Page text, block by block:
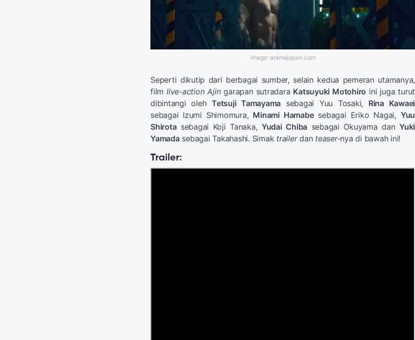
image: aramajapan.com
Seperti dikutip dari berbagai sumber, selain kedua pemeran utamanya,
film live-action Ajingarapan sutradara Katsuyuki Motohiro ini juga turut
dibintangi oleh Tetsuji Tamayama sebagai Yuu Tosaki, Rina Kawaei
sebagai Izumi Shimomura, Minami Hamabesebagai Eriko Nagai, Yuu
Shirotasebagai Koji Tanaka, Yudai Chiba sebagai Okuyama danYuki
Yamadasebagai Takahashi. Simak trailerdan teaser-nya di bawah ini!
Trailer: